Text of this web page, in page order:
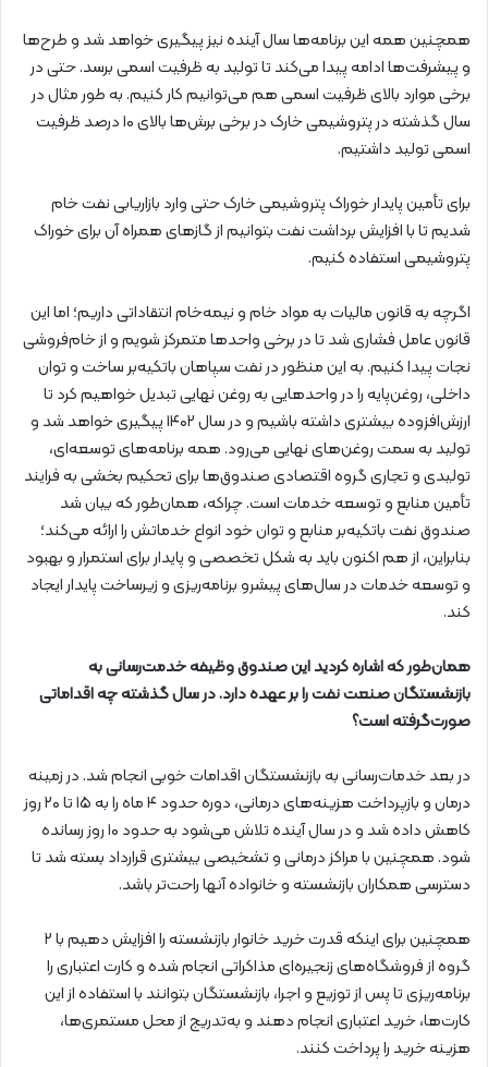
همچنین همه این برنامه‌ها سال آینده نیز پیگیری خواهد شد و طرح‌ها
و پیشرفت‌ها ادامه پیدا می‌کند تا تولید به ظرفیت اسمی برسد. حتی در
برخی موارد بالای ظرفیت اسمی هم می‌توانیم کار کنیم. به طور مثال در
سال گذشته در پتروشیمی خارک در برخی برش‌ها بالای ۱۰ درصد ظرفیت
اسمی تولید داشتیم.
برای تأمین پایدار خوراک پتروشیمی خارک حتی وارد بازاریابی نفت خام
شدیم تا با افزایش برداشت نفت بتوانیم از گازهای همراه آن برای خوراک
پتروشیمی استفاده کنیم.
اگرچه به قانون مالیات به مواد خام و نیمه‌خام انتقاداتی داریم؛ اما این
قانون عامل فشاری شد تا در برخی واحدها متمرکز شویم و از خام‌فروشی
نجات پیدا کنیم. به این منظور در نفت سپاهان باتکیه‌بر ساخت و توان
داخلی، روغن‌پایه را در واحدهایی به روغن نهایی تبدیل خواهیم کرد تا
ارزش‌افزوده بیشتری داشته باشیم و در سال ۱۴۰۲ پیگیری خواهد شد و
تولید به سمت روغن‌های نهایی می‌رود. همه برنامه‌های توسعه‌ای،
تولیدی و تجاری گروه اقتصادی صندوق‌ها برای تحکیم بخشی به فرایند
تأمین منابع و توسعه خدمات است. چراکه، همان‌طور که بیان شد
صندوق نفت باتکیه‌بر منابع و توان خود انواع خدماتش را ارائه می‌کند؛
بنابراین، از هم اکنون باید به شکل تخصصی و پایدار برای استمرار و بهبود
و توسعه خدمات در سال‌های پیشرو برنامه‌ریزی و زیرساخت پایدار ایجاد
کند.
همان‌طور که اشاره کردید این صندوق وظیفه خدمت‌رسانی به
بازنشستگان صنعت نفت را بر عهده دارد. در سال گذشته چه اقداماتی
صورت‌گرفته است؟
در بعد خدمات‌رسانی به بازنشستگان اقدامات خوبی انجام شد. در زمینه
درمان و بازپرداخت هزینه‌های درمانی، دوره حدود ۴ ماه را به ۱۵ تا ۲۰ روز
کاهش داده شد و در سال آینده تلاش می‌شود به حدود ۱۰ روز رسانده
شود. همچنین با مراکز درمانی و تشخیصی بیشتری قرارداد بسته شد تا
دسترسی همکاران بازنشسته و خانواده آنها راحت‌تر باشد.
همچنین برای اینکه قدرت خرید خانوار بازنشسته را افزایش دهیم با ۲
گروه از فروشگاه‌های زنجیره‌ای مذاکراتی انجام شده و کارت اعتباری را
برنامه‌ریزی تا پس از توزیع و اجرا، بازنشستگان بتوانند با استفاده از این
کارت‌ها، خرید اعتباری انجام دهند و به‌تدریج از محل مستمری‌ها،
هزینه خرید را پرداخت کنند.